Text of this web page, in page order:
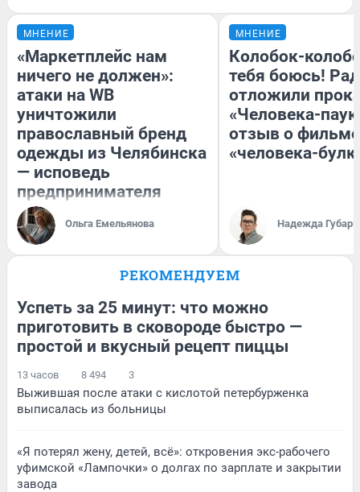
МНЕНИЕ
«Маркетплейс нам
ничего не должен»:
атаки на WB
уничтожили
православный бренд
одежды из Челябинска
— исповедь
предпринимателя
Ольга Емельянова
МНЕНИЕ
Колобок-
тебя боюсь!
отложили
«Человека-
отзыв о
«человека-
Надежда Губарь
РЕКОМЕНДУЕМ
Успеть за 25 минут: что можно
приготовить в сковороде быстро —
простой и вкусный рецепт пиццы
13 часов 8 494 3
Выжившая после атаки с кислотой петербурженка
выписалась из больницы
«Я потерял жену, детей, всё»: откровения экс-рабочего
уфимской «Лампочки» о долгах по зарплате и закрытии
завода